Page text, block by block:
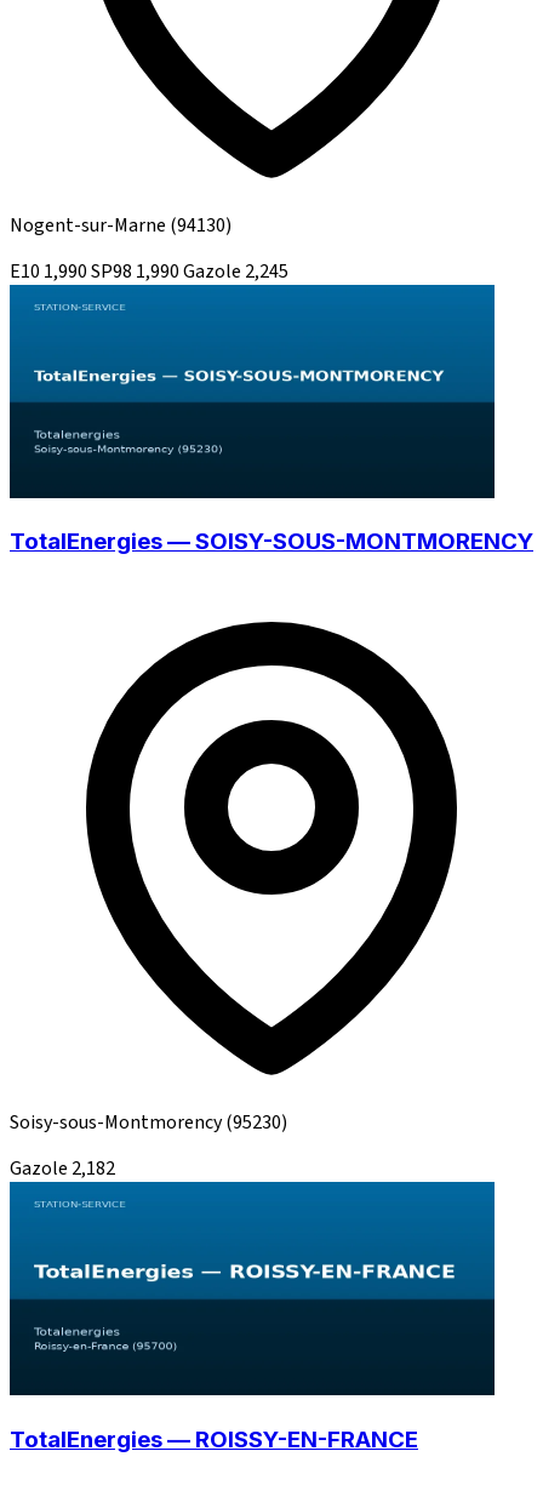
Nogent-sur-Marne (94130)
E10 1,990SP98 1,990Gazole 2,245
TotalEnergies — SOISY-SOUS-MONTMORENCY
Soisy-sous-Montmorency(95230)
Gazole 2,182
TotalEnergies — ROISSY-EN-FRANCE